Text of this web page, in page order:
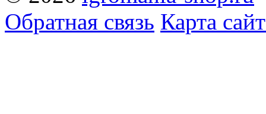
Обратная связь Карта